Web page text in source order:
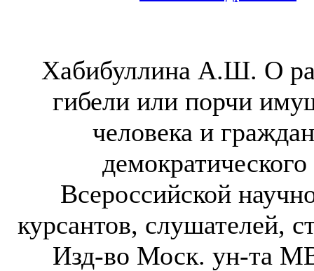
Хабибуллина А.Ш. О
гибели или порчи
человека и
Всероссийской
курсантов, слушателей,
Изд-во Моск. ун-та